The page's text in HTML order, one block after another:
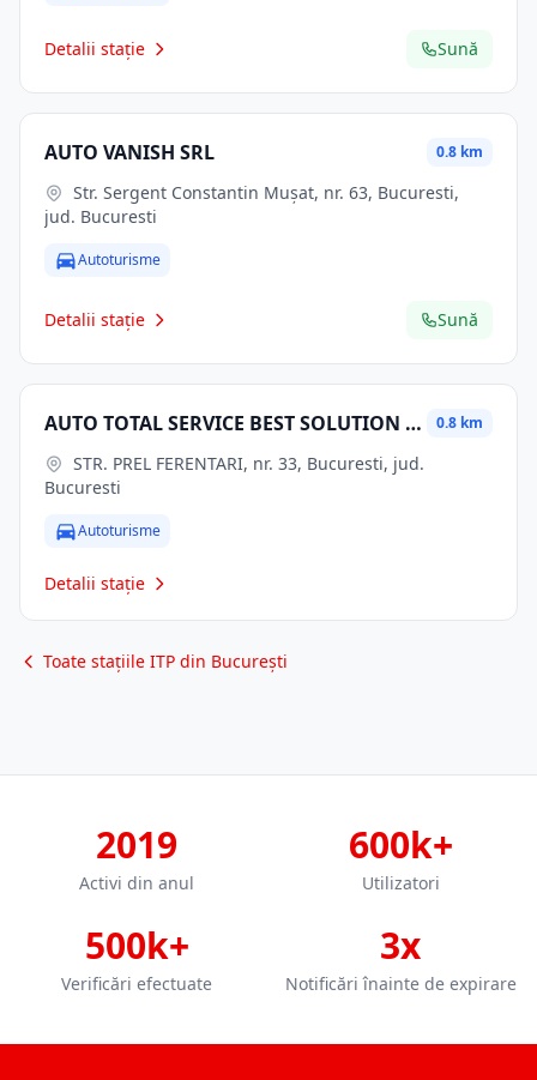
Detalii stație Sună
AUTO VANISH SRL 0.8 km
jud. Bucuresti
Autoturisme
Detalii stație Sună
AUTO TOTAL SERVICE BEST SOLUTION SRL 0.8 km
Bucuresti
Autoturisme
Detalii stație
Toate stațiile ITP din București
2019
Activi din anul
600k+
Utilizatori
500k+
Verificări efectuate
3x
Notificări înainte de expirare